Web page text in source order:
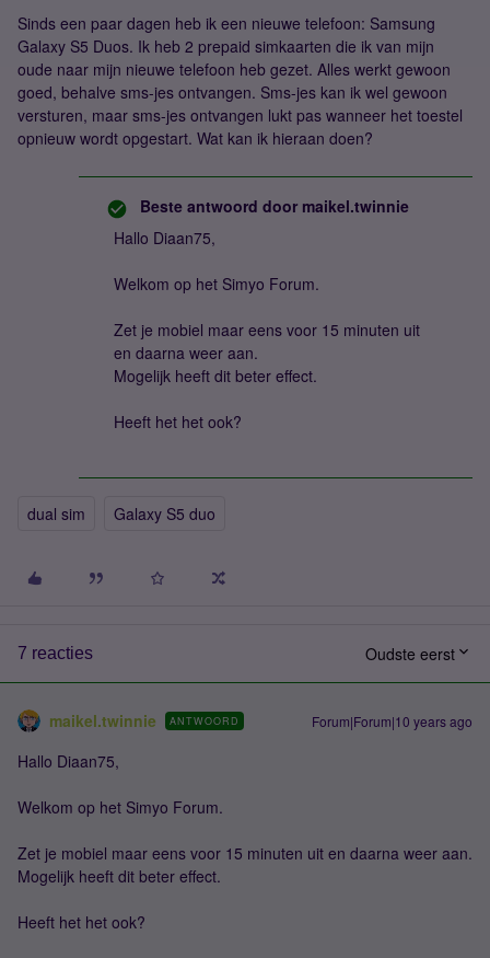
Sinds een paar dagen heb ik een nieuwe telefoon: Samsung
Galaxy S5 Duos. Ik heb 2 prepaid simkaarten die ik van mijn
oude naar mijn nieuwe telefoon heb gezet. Alles werkt gewoon
goed, behalve sms-jes ontvangen. Sms-jes kan ik wel gewoon
versturen, maar sms-jes ontvangen lukt pas wanneer het toestel
opnieuw wordt opgestart. Wat kan ik hieraan doen?
Beste antwoord door maikel.twinnie
Hallo Diaan75,
Welkom op het Simyo Forum.
Zet je mobiel maar eens voor 15 minuten uit
en daarna weer aan.
Mogelijk heeft dit beter effect.
Heeft het het ook?
dual sim Galaxy S5 duo
7 reacties Oudste eerst
maikel.twinnie ANTWOORD Forum|Forum|10 years ago
Hallo Diaan75,
Welkom op het Simyo Forum.
Zet je mobiel maar eens voor 15 minuten uit en daarna weer aan.
Mogelijk heeft dit beter effect.
Heeft het het ook?